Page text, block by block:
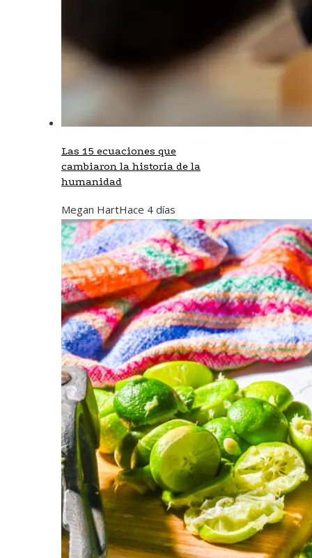
Las 15 ecuaciones que
cambiaron la historia de la
humanidad
Megan HartHace 4 días